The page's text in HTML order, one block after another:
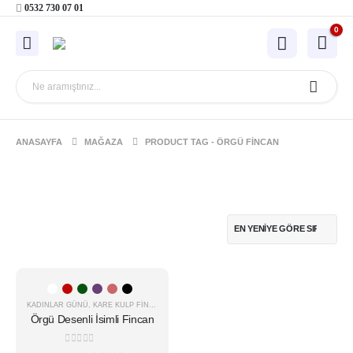
0532 730 07 01
0
ANASAYFA MAĞAZA PRODUCT TAG - ÖRGÜ FINCAN
birden
fazla
varyasyonu
KADINLAR GÜNÜ KARE KULP FINCAN
Örgü Desenli İsimli Fincan